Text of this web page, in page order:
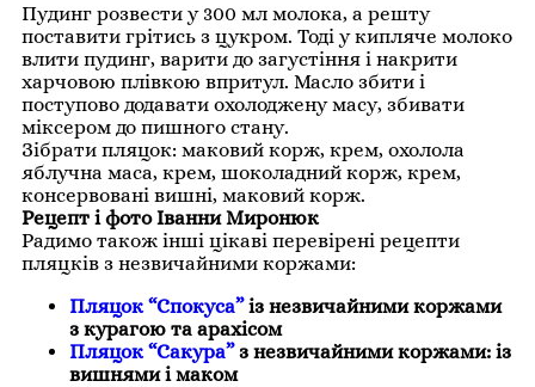
Пудинг розвести у 300 мл молока, а решту
поставити грітись з цукром. Тоді у кипляче молоко
влити пудинг, варити до загустіння і накрити
харчовою плівкою впритул. Масло збити і
поступово додавати охолоджену масу, збивати
міксером до пишного стану.
Зібрати пляцок: маковий корж, крем, охолола
яблучна маса, крем, шоколадний корж, крем,
консервовані вишні, маковий корж.
Рецепт і фото Іванни Миронюк
Радимо також інші цікаві перевірені рецепти
пляцків з незвичайними коржами:
Пляцок “Спокуса”із незвичайними коржами
з курагою та арахісом
Пляцок “Сакура”з незвичайними коржами: із
вишнями і маком